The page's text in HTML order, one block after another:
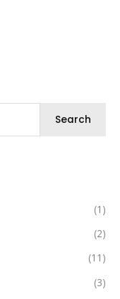
Search
(1)
(2)
(11)
(3)